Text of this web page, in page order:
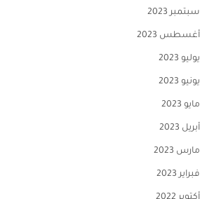
سبتمبر 2023
أغسطس 2023
يوليو 2023
يونيو 2023
مايو 2023
أبريل 2023
مارس 2023
فبراير 2023